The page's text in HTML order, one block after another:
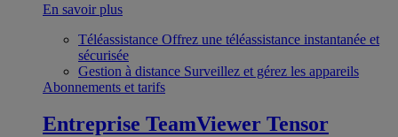
En savoir plus
Téléassistance Offrez une téléassistance instantanée et
sécurisée
Gestion à distance Surveillez et gérez les appareils
Abonnements et tarifs
Entreprise TeamViewer Tensor